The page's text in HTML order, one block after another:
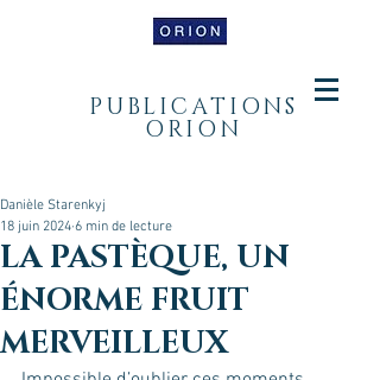
PUBLICATIONS
ORION
LA PASTÈQUE, UN
ÉNORME FRUIT
MERVEILLEUX
Danièle Starenkyj
18 juin 2024 6 min de lecture